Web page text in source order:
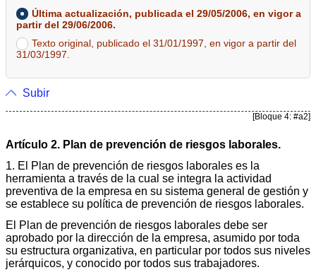
Última actualización, publicada el 29/05/2006, en vigor a
partir del 29/06/2006.
Texto original, publicado el 31/01/1997, en vigor a partir del
31/03/1997.
Subir
[Bloque 4: #a2]
Artículo 2. Plan de prevención de riesgos laborales.
1. El Plan de prevención de riesgos laborales es la
herramienta a través de la cual se integra la actividad
preventiva de la empresa en su sistema general de gestión y
se establece su política de prevención de riesgos laborales.
El Plan de prevención de riesgos laborales debe ser
aprobado por la dirección de la empresa, asumido por toda
su estructura organizativa, en particular por todos sus niveles
jerárquicos, y conocido por todos sus trabajadores.